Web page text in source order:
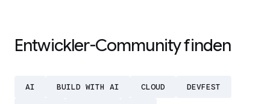
Entwickler-Community finden
AI BUILD WITH AI CLOUD DEVFEST